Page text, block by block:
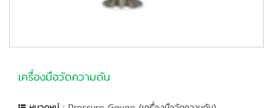
เครื่องมือวัดความดัน